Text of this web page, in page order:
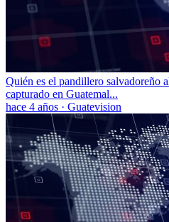
Quién es el pandillero salvadoreño
capturado en Guatemal...
hace 4 años · Guatevision